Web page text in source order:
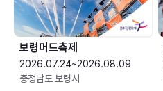
보령머드축제
2026.07.24~2026.08.09
충청남도 보령시